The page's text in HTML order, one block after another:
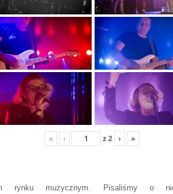
« ‹ z2 › »
rynku muzycznym. Pisaliśmy o